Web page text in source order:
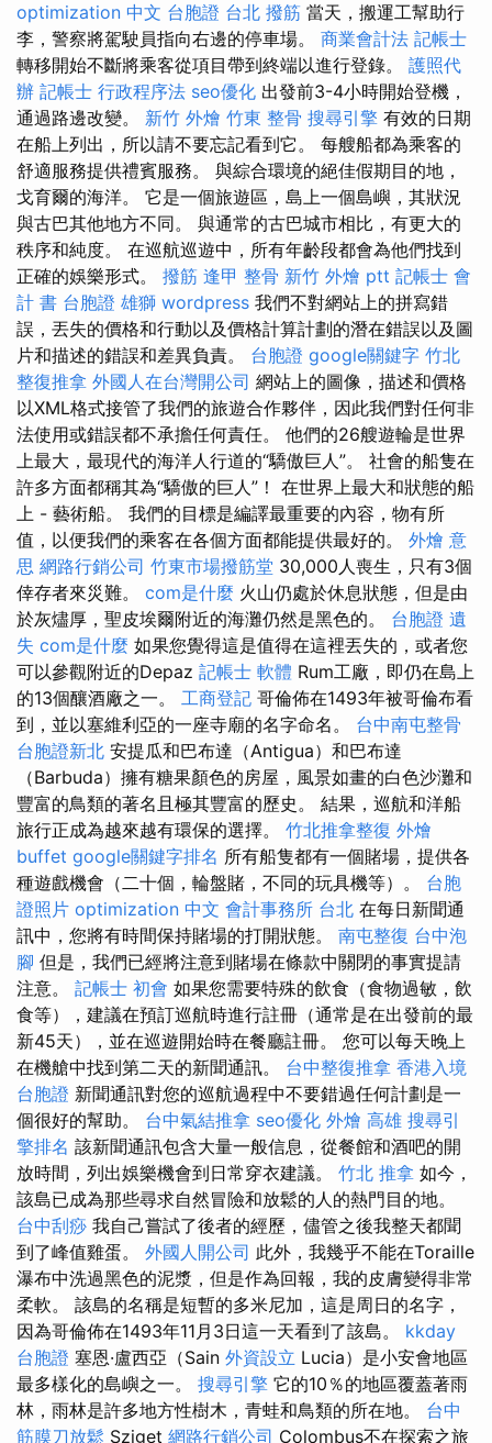
optimization 中文 台胞證 台北 撥筋 當天，搬運工幫助行
李，警察將駕駛員指向右邊的停車場。 商業會計法 記帳士
轉移開始不斷將乘客從項目帶到終端以進行登錄。 護照代
辦 記帳士 行政程序法 seo優化 出發前3-4小時開始登機，
通過路邊改變。 新竹 外燴 竹東 整骨 搜尋引擎 有效的日期
在船上列出，所以請不要忘記看到它。 每艘船都為乘客的
舒適服務提供禮賓服務。 與綜合環境的絕佳假期目的地，
戈育爾的海洋。 它是一個旅遊區，島上一個島嶼，其狀況
與古巴其他地方不同。 與通常的古巴城市相比，有更大的
秩序和純度。 在巡航巡遊中，所有年齡段都會為他們找到
正確的娛樂形式。 撥筋 逢甲 整骨 新竹 外燴 ptt 記帳士 會
計 書 台胞證 雄獅 wordpress 我們不對網站上的拼寫錯
誤，丟失的價格和行動以及價格計算計劃的潛在錯誤以及圖
片和描述的錯誤和差異負責。 台胞證 google關鍵字 竹北
整復推拿 外國人在台灣開公司 網站上的圖像，描述和價格
以XML格式接管了我們的旅遊合作夥伴，因此我們對任何非
法使用或錯誤都不承擔任何責任。 他們的26艘遊輪是世界
上最大，最現代的海洋人行道的“驕傲巨人”。 社會的船隻在
許多方面都稱其為“驕傲的巨人”！ 在世界上最大和狀態的船
上 - 藝術船。 我們的目標是編譯最重要的內容，物有所
值，以便我們的乘客在各個方面都能提供最好的。 外燴 意
思 網路行銷公司 竹東市場撥筋堂 30,000人喪生，只有3個
倖存者來災難。 com是什麼 火山仍處於休息狀態，但是由
於灰燼厚，聖皮埃爾附近的海灘仍然是黑色的。 台胞證 遺
失 com是什麼 如果您覺得這是值得在這裡丟失的，或者您
可以參觀附近的Depaz 記帳士 軟體 Rum工廠，即仍在島上
的13個釀酒廠之一。 工商登記 哥倫佈在1493年被哥倫布看
到，並以塞維利亞的一座寺廟的名字命名。 台中南屯整骨
台胞證新北 安提瓜和巴布達（Antigua）和巴布達
（Barbuda）擁有糖果顏色的房屋，風景如畫的白色沙灘和
豐富的鳥類的著名且極其豐富的歷史。 結果，巡航和洋船
旅行正成為越來越有環保的選擇。 竹北推拿整復 外燴
buffet google關鍵字排名 所有船隻都有一個賭場，提供各
種遊戲機會（二十個，輪盤賭，不同的玩具機等）。 台胞
證照片 optimization 中文 會計事務所 台北 在每日新聞通
訊中，您將有時間保持賭場的打開狀態。 南屯整復 台中泡
腳 但是，我們已經將注意到賭場在條款中關閉的事實提請
注意。 記帳士 初會 如果您需要特殊的飲食（食物過敏，飲
食等），建議在預訂巡航時進行註冊（通常是在出發前的最
新45天），並在巡遊開始時在餐廳註冊。 您可以每天晚上
在機艙中找到第二天的新聞通訊。 台中整復推拿 香港入境
台胞證 新聞通訊對您的巡航過程中不要錯過任何計劃是一
個很好的幫助。 台中氣結推拿 seo優化 外燴 高雄 搜尋引
擎排名 該新聞通訊包含大量一般信息，從餐館和酒吧的開
放時間，列出娛樂機會到日常穿衣建議。 竹北 推拿 如今，
該島已成為那些尋求自然冒險和放鬆的人的熱門目的地。
台中刮痧 我自己嘗試了後者的經歷，儘管之後我整天都聞
到了峰值雞蛋。 外國人開公司 此外，我幾乎不能在Toraille
瀑布中洗過黑色的泥漿，但是作為回報，我的皮膚變得非常
柔軟。 該島的名稱是短暫的多米尼加，這是周日的名字，
因為哥倫佈在1493年11月3日這一天看到了該島。 kkday
台胞證 塞恩·盧西亞（Sain 外資設立 Lucia）是小安會地區
最多樣化的島嶼之一。 搜尋引擎 它的10％的地區覆蓋著雨
林，雨林是許多地方性樹木，青蛙和鳥類的所在地。 台中
筋膜刀放鬆 Sziget 網路行銷公司 Colombus不在探索之旅